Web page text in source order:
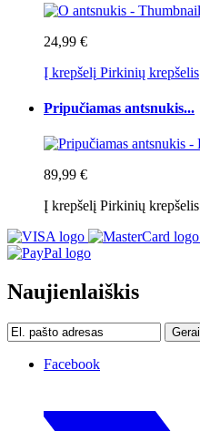
24,99 €
Į krepšelį Pirkinių krepšelis
Pripučiamas antsnukis...
89,99 €
Į krepšelį Pirkinių krepšelis
Naujienlaiškis
Gerai
Facebook